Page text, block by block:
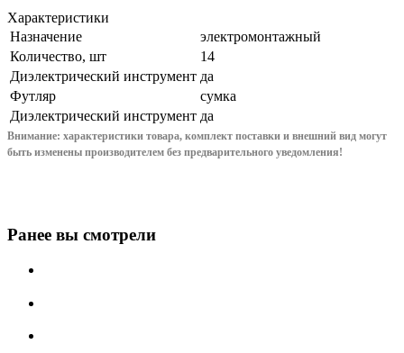
Характеристики
Назначение
электромонтажный
Количество, шт
14
Диэлектрический инструмент да
Футляр
сумка
Диэлектрический инструмент да
Внимание: характеристики товара, комплект поставки и внешний вид могут
быть изменены производителем без предварительного уведомления!
Ранее вы смотрели